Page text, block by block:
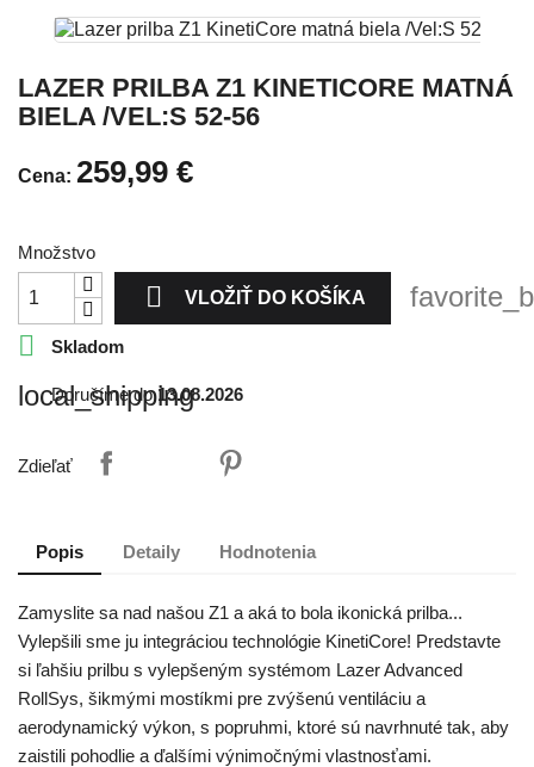
LAZER PRILBA Z1 KINETICORE MATNÁ
BIELA /VEL:S 52-56
Cena: 259,99 €
Množstvo
 VLOŽIŤ DO KOŠÍKA

Skladom
local_shipping
Doručíme do13.08.2026
Zdieľať
Popis Detaily Hodnotenia
Zamyslite sa nad našou Z1 a aká to bola ikonická prilba...
Vylepšili sme ju integráciou technológie KinetiCore! Predstavte
si ľahšiu prilbu s vylepšeným systémom Lazer Advanced
RollSys, šikmými mostíkmi pre zvýšenú ventiláciu a
aerodynamický výkon, s popruhmi, ktoré sú navrhnuté tak, aby
zaistili pohodlie a ďalšími výnimočnými vlastnosťami.